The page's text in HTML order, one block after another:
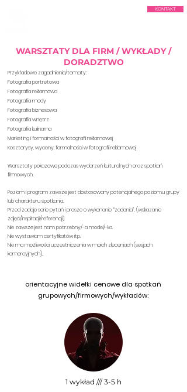
KONTAKT
WARSZTATY DLA FIRM / WYKŁADY /
DORADZTWO
Przykładowe zagadnienia/tematy:
Fotografia portretowa
Fotografia reklamowa
Fotografia mody
Fotografia biznesowa
Fotografia wnętrz
Fotografia kulinarna
Marketing i formalności w fotografii reklamowej
Kosztorysy, wyceny, formalności w fotografii reklamowej
Warsztaty pokazowe podczas wydarzeń kulturalnych oraz spotkań
firmowych.
Poziom i program zawsze jest dostosowany potencjalnego poziomu grupy
lub charakteru spotkania.
Przed zadaje serię pytań i proszę o wykonanie “zadania”. (wskazanie
zdjęć/inspiracji/referencji).
Nie zawsze jest nam potrzebny/-a model/-ka.
Nie wystawiam certyfikatów itp.
Nie ma możliwości uczestniczenia w moich zleceniach (sesjach
komercyjnych)..
orientacyjne widełki cenowe dla spotkań
grupowych/firmowych/wykładów:
1 wykład /// 3-5 h